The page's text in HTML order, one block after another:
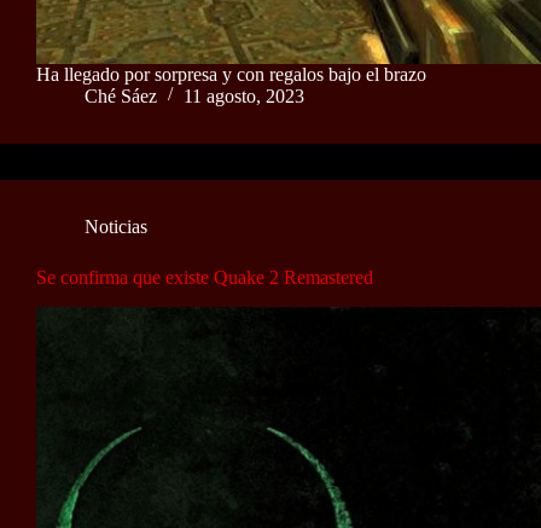
Ha llegado por sorpresa y con regalos bajo el brazo
Ché Sáez
11 agosto, 2023
Noticias
Se confirma que existe Quake 2 Remastered